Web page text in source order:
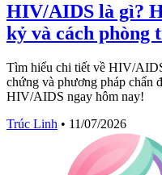
HIV/AIDS là gì?
kỷ và cách phòng
Tìm hiểu chi tiết về HIV/
chứng và phương pháp chẩn
HIV/AIDS ngay hôm nay!
Trúc Linh • 11/07/2026